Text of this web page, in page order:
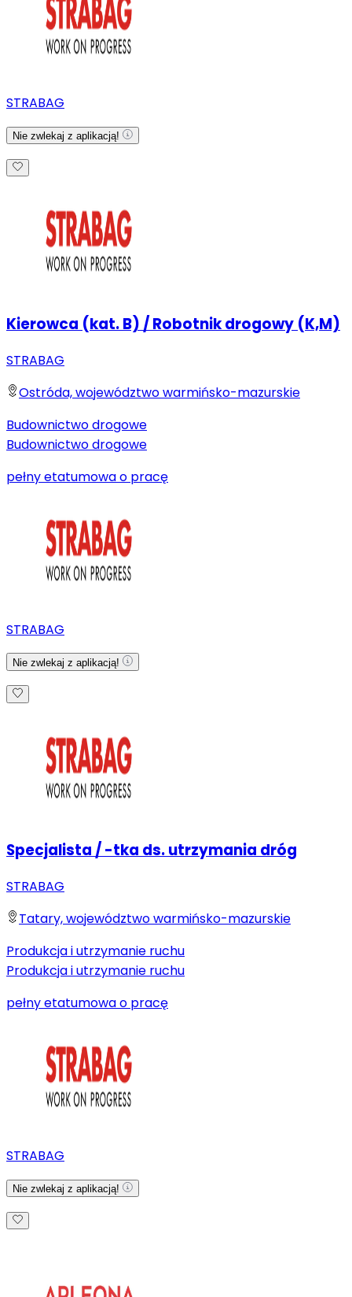
STRABAG
Nie zwlekaj z aplikacją!
Kierowca (kat. B) / Robotnik drogowy (K,M)
STRABAG
Ostróda, województwo warmińsko-mazurskie
Budownictwo drogowe
Budownictwo drogowe
pełny etatumowa o pracę
STRABAG
Nie zwlekaj z aplikacją!
Specjalista / -tka ds. utrzymania dróg
STRABAG
Tatary, województwo warmińsko-mazurskie
Produkcja i utrzymanie ruchu
Produkcja i utrzymanie ruchu
pełny etatumowa o pracę
STRABAG
Nie zwlekaj z aplikacją!